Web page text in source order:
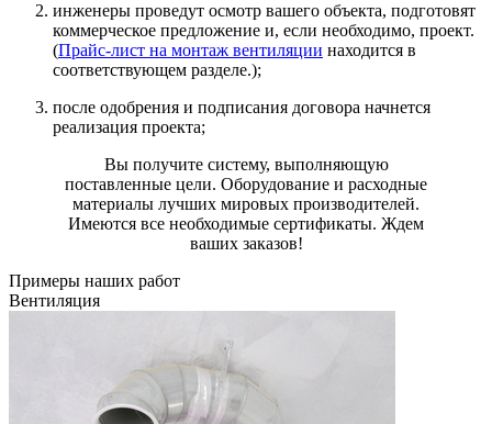
инженеры проведут осмотр вашего объекта, подготовят
коммерческое предложение и, если необходимо, проект.
(Прайс-лист на монтаж вентиляции находится в
соответствующем разделе.);
после одобрения и подписания договора начнется
реализация проекта;
Вы получите систему, выполняющую
поставленные цели. Оборудование и расходные
материалы лучших мировых производителей.
Имеются все необходимые сертификаты. Ждем
ваших заказов!
Примеры наших работ
Вентиляция